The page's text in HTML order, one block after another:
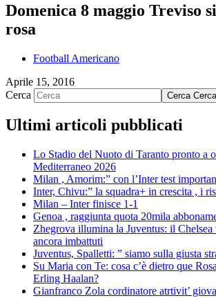
Domenica 8 maggio Treviso
rosa
Football Americano
Aprile 15, 2016
Cerca
Cerca Cerca
Ultimi articoli pubblicati
Lo Stadio del Nuoto di Taranto pronto a
Mediterraneo 2026
Milan , Amorim:” con l’Inter test
Inter, Chivu:” la squadra+ in crescita , i
Milan – Inter finisce 1-1
Genoa , raggiunta quota 20mila
Zhegrova illumina la Juventus: il
ancora imbattuti
Juventus, Spalletti: ” siamo sulla giusta
Su Maria con Te: cosa c’è dietro que
Erling Haalan?
Gianfranco Zola cordinatore atrtivit’